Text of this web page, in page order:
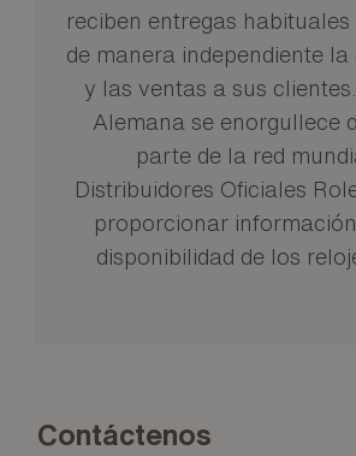
reciben entregas habituales
de manera independiente la
y las ventas a sus
Alemana se enorgullece
parte de la red
Distribuidores Oficiales
proporcionar
disponibilidad de los
Contáctenos